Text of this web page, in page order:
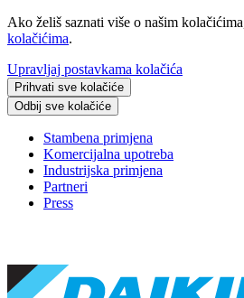
Ako želiš saznati više o našim
kolačićima.
Upravljaj postavkama kolačića
Prihvati sve kolačiće
Odbij sve kolačiće
Stambena primjena
Komercijalna upotreba
Industrijska primjena
Partneri
Press